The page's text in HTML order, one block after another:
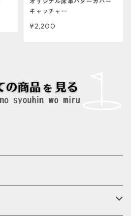
キャッチャー
¥2,200